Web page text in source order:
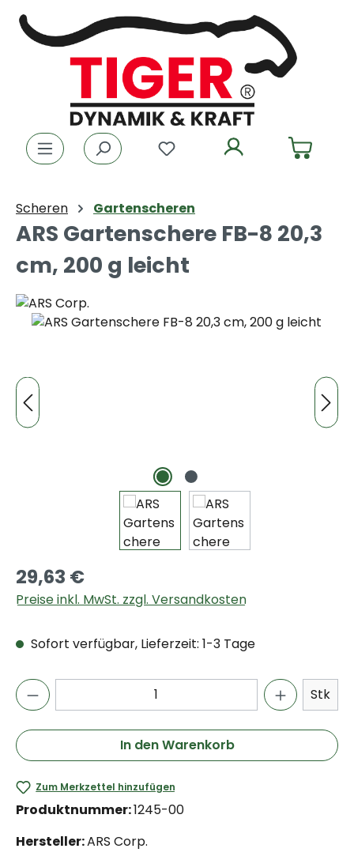
Zum Hauptinhalt springen
Du hast 0 Produkte auf
Scheren Gartenscheren
ARS Gartenschere FB-8 20,3
cm, 200 g leicht
Bildergalerie überspringen
29,63 €
Preise inkl. MwSt. zzgl. Versandkosten
Sofort verfügbar, Lieferzeit: 1-3 Tage
Stk
In den Warenkorb
Zum Merkzettel hinzufügen
Produktnummer:1245-00
Hersteller:ARS Corp.